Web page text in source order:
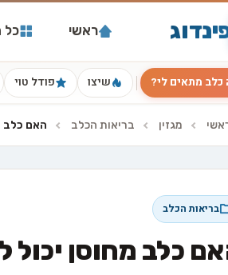
ראשי כל
כלב מתאים לי? שיצו פודל טוי
מגזין בריאות הכלב האם כלב
בריאות הכלב
כלב מחוסן יכול